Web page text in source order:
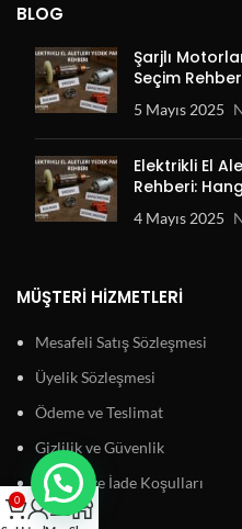
BLOG
Şarjlı
Seçim
5 Mayıs 2025
Elektrikli El
Rehberi:
4 Mayıs 2025
MÜŞTERI HIZMETLERI
Mesafeli Satış Sözleşmesi
Üyelik Sözleşmesi
Ödeme ve Teslimat
Gizlilik ve Güvenlik
Garanti ve İade Koşulları
0